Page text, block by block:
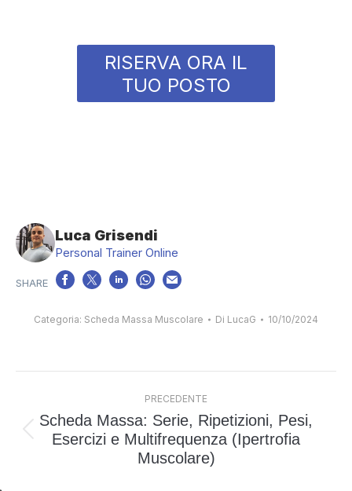
RISERVA ORA IL
TUO POSTO
Luca Grisendi
Personal Trainer Online
Categoria: Scheda Massa Muscolare Di LucaG 10/10/2024
PRECEDENTE
Post
precedente:
Scheda Massa: Serie, Ripetizioni, Pesi,
Esercizi e Multifrequenza (Ipertrofia
Muscolare)